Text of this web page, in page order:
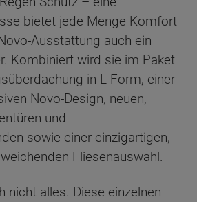
bietet jede Menge Komfort
Ausstattung auch ein
Kombiniert wird sie im Paket
in L-Form, einer
Novo-Design, neuen,
und
sowie einer einzigartigen,
Fliesenauswahl.
nicht alles. Diese einzelnen